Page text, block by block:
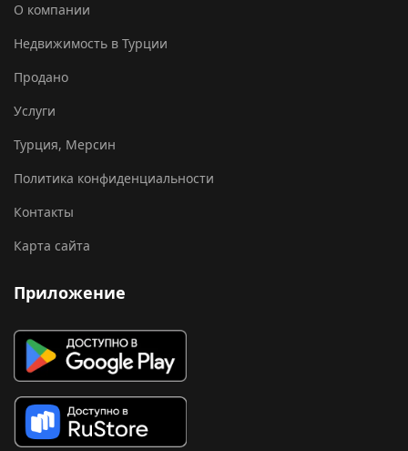
О компании
Недвижимость в Турции
Продано
Услуги
Турция, Мерсин
Политика конфиденциальности
Контакты
Карта сайта
Приложение